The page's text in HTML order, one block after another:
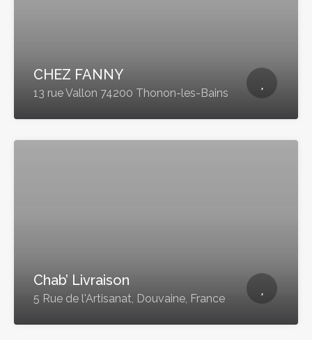
CHEZ FANNY
13 rue Vallon 74200 Thonon-les-Bains
Chab’ Livraison
5 Rue de l'Artisanat, Douvaine, France